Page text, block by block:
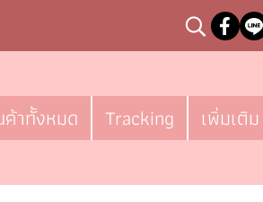
าทั้งหมด Tracking เพิ่มเติม